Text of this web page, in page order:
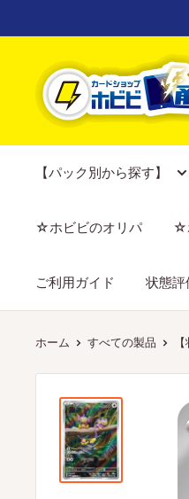
ン
【ポ
ケ
カ
門
シ
ョ
ッ
【パック別から探す】
☆ホビビのオリパ ☆
ご利用ガイド 状態評
ホーム すべての製品